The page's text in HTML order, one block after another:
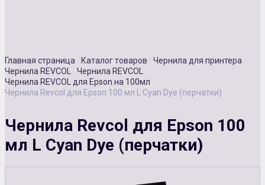
Главная страница Каталог товаров
Чернила для принтера
Чернила REVCOL
Чернила REVCOL
Чернила REVCOL для Epson на 100мл
Чернила Revcol для Epson 100 мл L Cyan Dye (перчатки)
Чернила Revcol для Epson 100
мл L Cyan Dye (перчатки)